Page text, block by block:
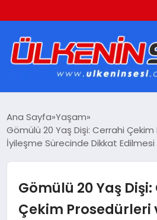
EKONOMI
Ana Sayfa Yaşam
Gömülü 20 Yaş Dişi: Cerrahi
İyileşme Sürecinde Dikkat
Gömülü 20 Yaş
Çekim Prosedürleri